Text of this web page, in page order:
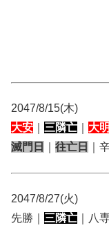
2047/8/15(木)
大安
三隣亡 大
滅門日
往亡日 ｜
2047/8/27(火)
先勝｜ 三隣亡 ｜八